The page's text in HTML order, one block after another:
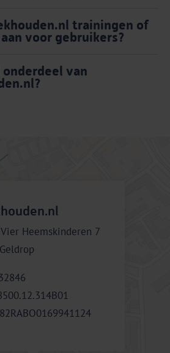
trainingen of
voor gebruikers?
onderdeel van
Heemskinderen 7